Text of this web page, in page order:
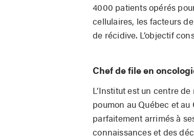
4000 patients opérés
cellulaires, les facteurs
de récidive. L’objectif
Chef de file en
L’Institut est un centre
poumon au Québec et
parfaitement arrimés à
connaissances et des